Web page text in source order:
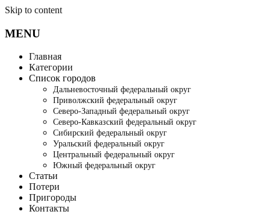
Skip to content
MENU
Главная
Категории
Список городов
Дальневосточный федеральный округ
Приволжский федеральный округ
Северо-Западный федеральный округ
Северо-Кавказский федеральный округ
Сибирский федеральный округ
Уральский федеральный округ
Центральный федеральный округ
Южный федеральный округ
Статьи
Потери
Пригороды
Контакты